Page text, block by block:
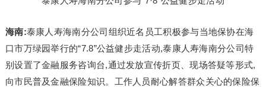
海南:泰康人寿海南分公司组织近名员工积极参与当地保协在海
口市万绿园举行的“7.8”公益健步走活动,泰康人寿海南分公司特
别设置了金融服务咨询台,通过发放宣传折页、现场答疑等形式,
向市民普及金融保险知识。工作人员耐心解答群众关心的保险保